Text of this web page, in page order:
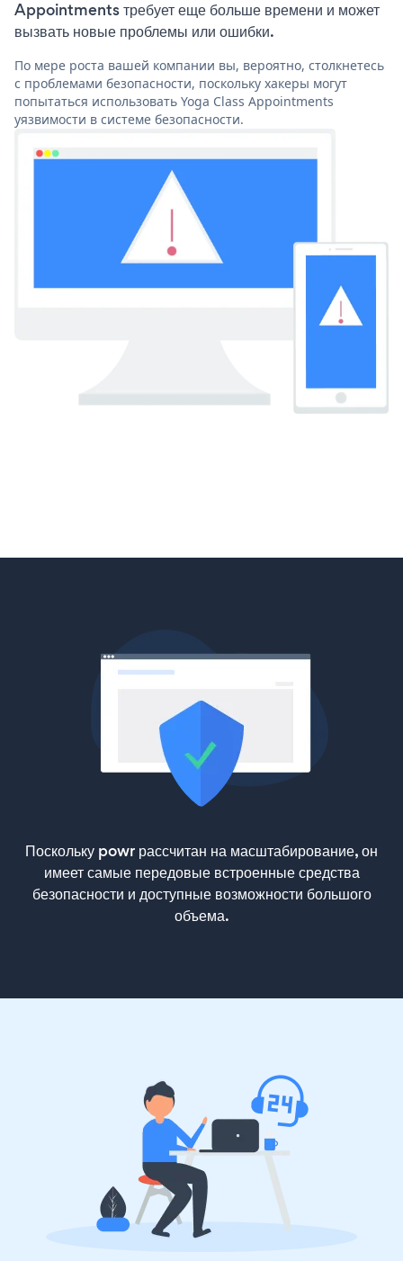
Appointments требует еще больше времени и может
вызвать новые проблемы или ошибки.
По мере роста вашей компании вы, вероятно, столкнетесь
с проблемами безопасности, поскольку хакеры могут
попытаться использовать Yoga Class Appointments
уязвимости в системе безопасности.
Поскольку powr рассчитан на масштабирование, он
имеет самые передовые встроенные средства
безопасности и доступные возможности большого
объема.